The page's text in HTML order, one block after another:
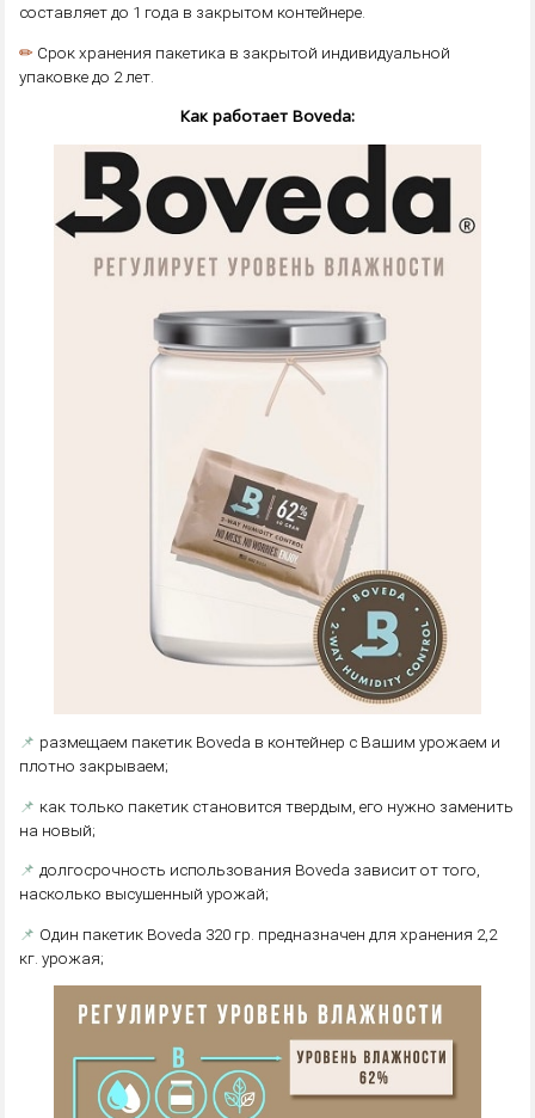
составляет до 1 года в закрытом контейнере.
✏ Срок хранения пакетика в закрытой индивидуальной
упаковке до 2 лет.
Как работает Boveda:
📌 размещаем пакетик Boveda в контейнер с Вашим урожаем и
плотно закрываем;
📌 как только пакетик становится твердым, его нужно заменить
на новый;
📌 долгосрочность использования Boveda зависит от того,
насколько высушенный урожай;
📌 Один пакетик Boveda 320 гр. предназначен для хранения 2,2
кг. урожая;